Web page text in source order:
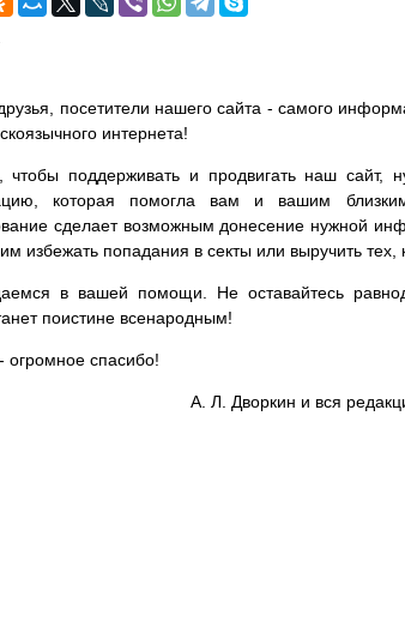
посетители нашего сайта - самого
интернета!
чтобы поддерживать и продвигать наш
которая помогла вам и вашим
сделает возможным донесение нужной
избежать попадания в секты или выручить тех,
в вашей помощи. Не оставайтесь
поистине всенародным!
огромное спасибо!
А. Л. Дворкин и вся